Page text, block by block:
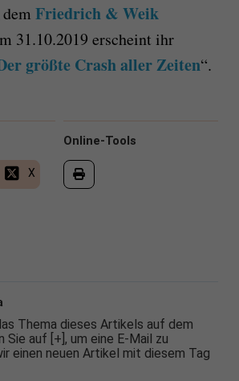
Friedrich & Weik
31.10.2019 erscheint ihr
größte Crash aller Zeiten“.
Online-Tools
X
Thema dieses Artikels auf dem
Sie auf [+], um eine E-Mail zu
einen neuen Artikel mit diesem Tag